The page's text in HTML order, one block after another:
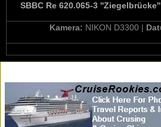
SBBC Re 620.065-3
Kamera: NIKON D3300 |